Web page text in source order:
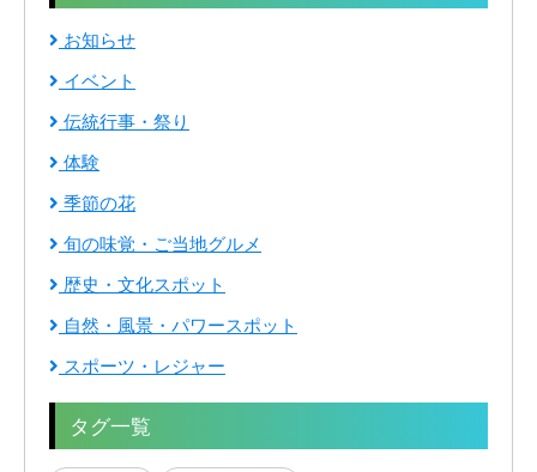
お知らせ
イベント
伝統行事・祭り
体験
季節の花
旬の味覚・ご当地グルメ
歴史・文化スポット
自然・風景・パワースポット
スポーツ・レジャー
タグ一覧